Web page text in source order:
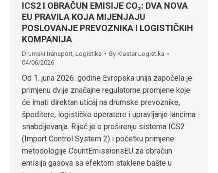
ICS2 I OBRAČUN EMISIJE CO₂: DVA NOVA
EU PRAVILA KOJA MIJENJAJU
POSLOVANJE PREVOZNIKA I LOGISTIČKIH
KOMPANIJA
Drumski transport, Logistika By Klaster Logistika
04/06/2026
Od 1. juna 2026. godine Evropska unija započela je
primjenu dvije značajne regulatorne promjene koje
će imati direktan uticaj na drumske prevoznike,
špeditere, logističke operatere i upravljanje lancima
snabdijevanja. Riječ je o proširenju sistema ICS2
(Import Control System 2) i početku primjene
metodologije CountEmissionsEU za obračun
emisija gasova sa efektom staklene bašte u